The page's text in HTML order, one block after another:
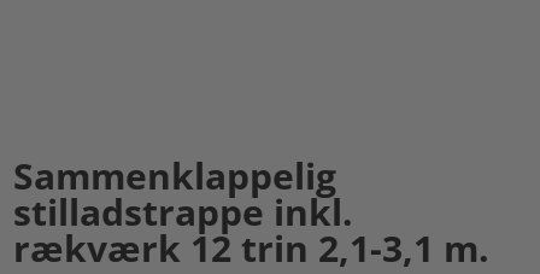
Sammenklappelig
stilladstrappe inkl.
rækværk 12 trin 2,1-3,1 m.